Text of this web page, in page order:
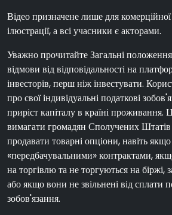
Відео призначене лише для комерційної
ілюстрації, а всі учасники є акторами.
Уважно прочитайте Загальні
відмови від відповідальності на
інвесторів, перш ніж інвестувати.
про свої індивідуальні податкові
приріст капіталу в країні проживання.
вимагати громадян Сполучених
продавати товарні опціони, навіть
«передбачувальними» контрактами,
на торгівлю та не торгуються на біржі,
або якщо вони не звільнені від сплати
зобов'язання.